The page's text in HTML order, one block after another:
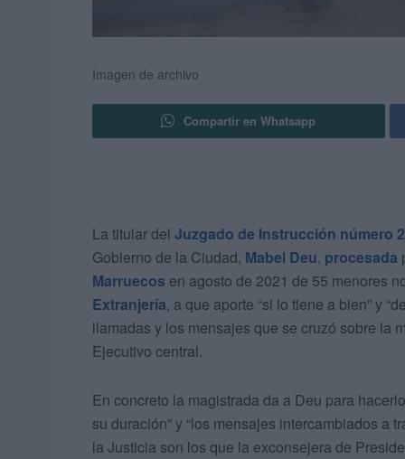
Imagen de archivo
Compartir en Whatsapp
La titular del Juzgado de Instrucción número 2
Gobierno de la Ciudad, Mabel Deu, procesada
Marruecos en agosto de 2021 de 55 menores
Extranjería, a que aporte “si lo tiene a bien” y
llamadas y los mensajes que se cruzó sobre la
Ejecutivo central.
En concreto la magistrada da a Deu para
su duración” y “los mensajes intercambiados a
la Justicia son los que la exconsejera de